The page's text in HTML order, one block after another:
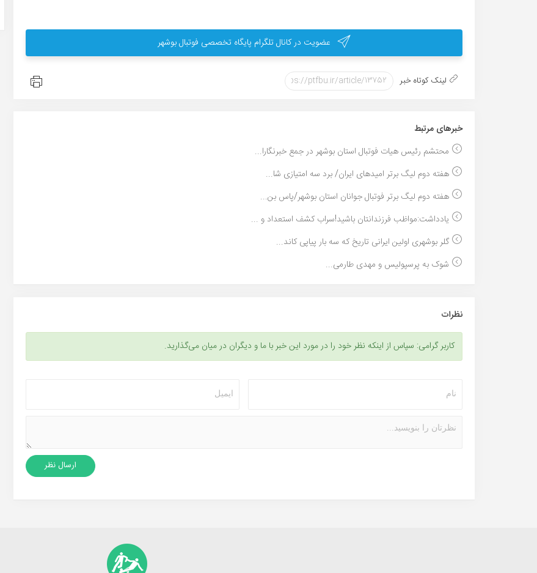
عضویت در کانال تلگرام پایگاه تخصصی فوتبال بوشهر
لینک کوتاه خبر
خبر‌های مرتبط
محتشم رئیس هیات فوتبال استان بوشهر در جمع خبرنگارا...
هفته دوم لیگ برتر امیدهای ایران/ برد سه امتیازی شا...
هفته دوم لیگ برتر فوتبال جوانان استان بوشهر/پاس بن...
یادداشت:مواظب فرزندانتان باشید!سراب کشف استعداد و ...
گلر بوشهری اولین ایرانی تاریخ که سه بار پیاپی کاند...
شوک به پرسپولیس و مهدی طارمی...
نظرات
کاربر گرامی: سپاس از اینکه نظر خود را در مورد این خبر با ما و دیگران در میان می‌گذارید.